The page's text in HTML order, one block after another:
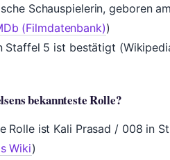
Schauspielerin, geboren
(Filmdatenbank))
Staffel 5 ist bestätigt
bekannteste Rolle?
Rolle ist Kali Prasad / 008 in
Wiki)